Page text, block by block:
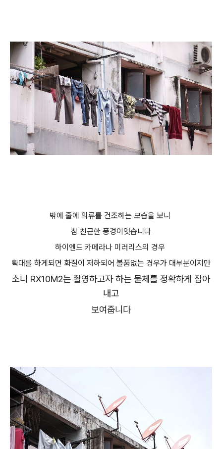
밖에 줄에 의류를 건조하는 모습을 보니
참 친근한 풍경이엇습니다
하이엔드 카메라나 미러리스의 경우
확대를 하게되면 화질이 저하되어 볼품없는 경우가 대부분이지만
소니 RX10M2는 촬영하고자 하는 물체를 정확하게 잡아
내고
보여줍니다